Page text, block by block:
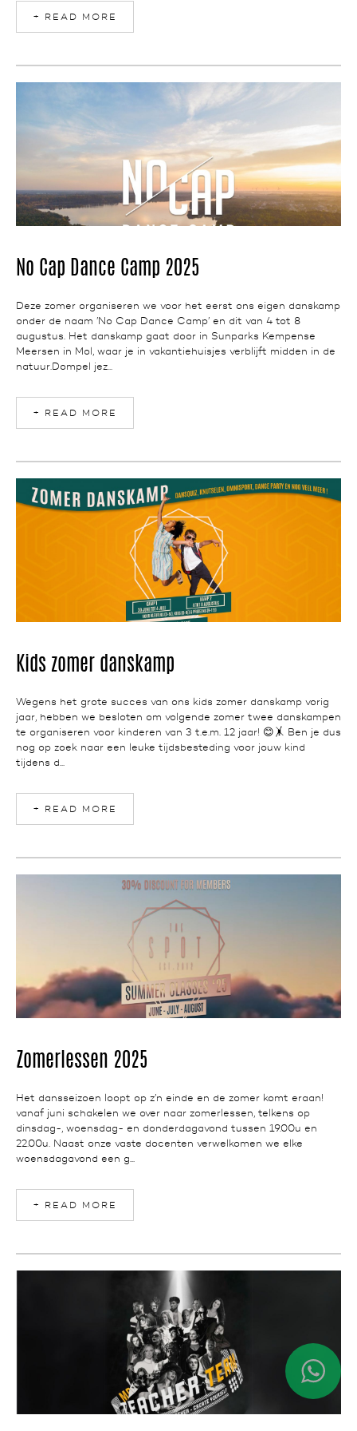
+ READ MORE
NEWS
No Cap Dance Camp 2025
Deze zomer organiseren we voor het eerst ons eigen danskamp
onder de naam ’No Cap Dance Camp’ en dit van 4 tot 8
augustus. Het danskamp gaat door in Sunparks Kempense
Meersen in Mol, waar je in vakantiehuisjes verblijft midden in de
natuur.Dompel jez...
+ READ MORE
NEWS
Kids zomer danskamp
Wegens het grote succes van ons kids zomer danskamp vorig
jaar, hebben we besloten om volgende zomer twee danskampen
te organiseren voor kinderen van 3 t.e.m. 12 jaar! 😊🤸 Ben je dus
nog op zoek naar een leuke tijdsbesteding voor jouw kind
tijdens d...
+ READ MORE
NEWS
Zomerlessen 2025
Het dansseizoen loopt op z’n einde en de zomer komt eraan!
vanaf juni schakelen we over naar zomerlessen, telkens op
dinsdag-, woensdag- en donderdagavond tussen 19.00u en
22.00u. Naast onze vaste docenten verwelkomen we elke
woensdagavond een g...
+ READ MORE